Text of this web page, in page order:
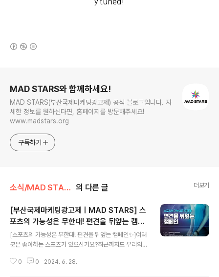
y tuned!
MAD STARS와 함께하세요!
MAD STARS(부산국제마케팅광고제) 공식 블로그입니다. 자
세한 정보를 원하신다면, 홈페이지를 방문해주세요!
www.madstars.org
구독하기
소식/MAD STARS 소식 의 다른 글 더보기
[부산국제마케팅광고제ㅣMAD STARS] 스
포츠의 가능성은 무한대! 편견을 뒤엎는 캠페
인✨
[스포츠의 가능성은 무한대! 편견을 뒤엎는 캠페인✨]여러
분은 좋아하는 스포츠가 있으신가요?최근까지도 우리의
요. 그중, 여러분이 가장 좋아하는 스포츠의 경기 장면을 떠
0 0 2024. 6. 28.